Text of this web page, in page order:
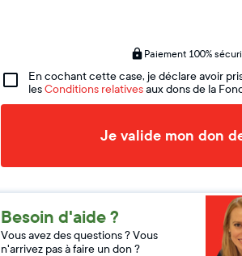
Paiement 100%
En cochant cette case, je déclare avoir
lesConditions relativesaux dons de la
Je valide mon don
Besoin d'aide ?
Vous avez des questions ? Vous
n'arrivez pas à faire un don ?